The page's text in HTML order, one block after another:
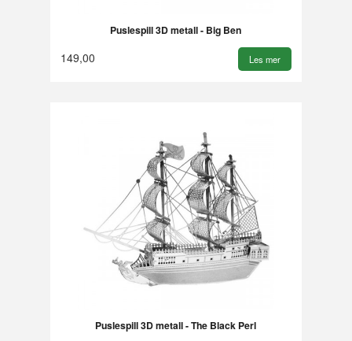
Puslespill 3D metall - Big Ben
149,00 Les mer
Puslespill 3D metall - The Black Perl